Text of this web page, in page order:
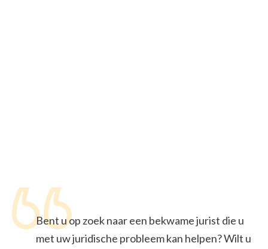
Bent u op zoek naar een bekwame jurist die u
met uw juridische probleem kan helpen? Wilt u